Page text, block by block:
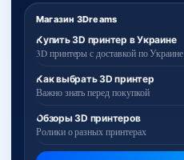
Магазин 3Dreams
Купить 3D принтер в Украине
3D принтеры с доставкой по Украине
Как выбрать 3D принтер
Важно знать перед покупкой
Обзоры 3D принтеров
Ролики о разных принтерах